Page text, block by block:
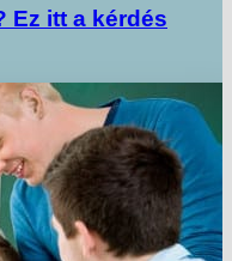
Ez itt a kérdés